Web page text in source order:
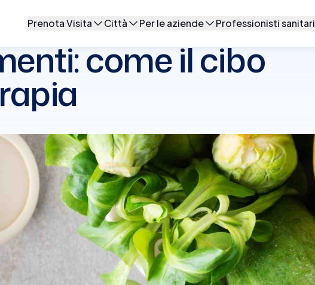
Prenota Visita
Specialisti
Centri Medici
Città
Roma
Torino
Firenze
Tutte le città
Per le aziende Professionisti sanitari
Software medico di base
influenza la terapia
come il cibo